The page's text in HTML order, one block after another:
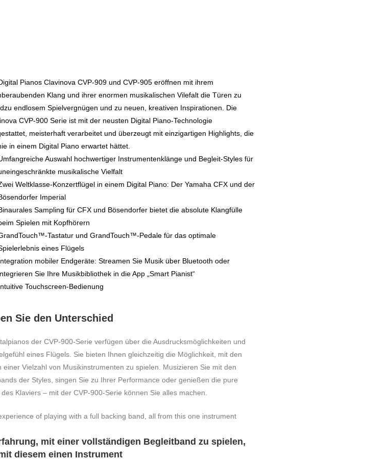
Pianos Clavinova CVP-909 und CVP-905 eröffnen mit ihrem
Klang und ihrer enormen musikalischen Vilefalt die Türen zu
endlosem Spielvergnügen und zu neuen, kreativen Inspirationen. Die
CVP-900 Serie ist mit der neusten Digital Piano-Technologie
meisterhaft verarbeitet und überzeugt mit einzigartigen Highlights, die
in einem Digital Piano erwartet hättet.
Auswahl hochwertiger Instrumentenklänge und Begleit-Styles für
musikalische Vielfalt
Weltklasse-Konzertflügel in einem Digital Piano: Der Yamaha CFX und der
Imperial
Sampling für CFX und Bösendorfer bietet die absolute Klangfülle
Spielen mit Kopfhörern
Tastatur und GrandTouch™-Pedale für das optimale
eines Flügels
mobiler Endgeräte: Streamen Sie Musik über Bluetooth oder
Sie Ihre Musikbibliothek in die App „Smart Pianist“
Touchscreen-Bedienung
Sie den Unterschied
der CVP-900-Serie verfügen über die Ausdrucksmöglichkeiten und
eines Flügels. Sie bieten Ihnen gleichzeitig die Möglichkeit, mit den
einer Vielzahl von Musikinstrumenten zu spielen. Musizieren Sie mit den
der Styles, singen Sie zu Ihrer Performance oder genießen die pure
Klaviers – mit der CVP-900-Serie können Sie alles machen.
mit einer vollständigen Begleitband zu spielen,
diesem einen Instrument